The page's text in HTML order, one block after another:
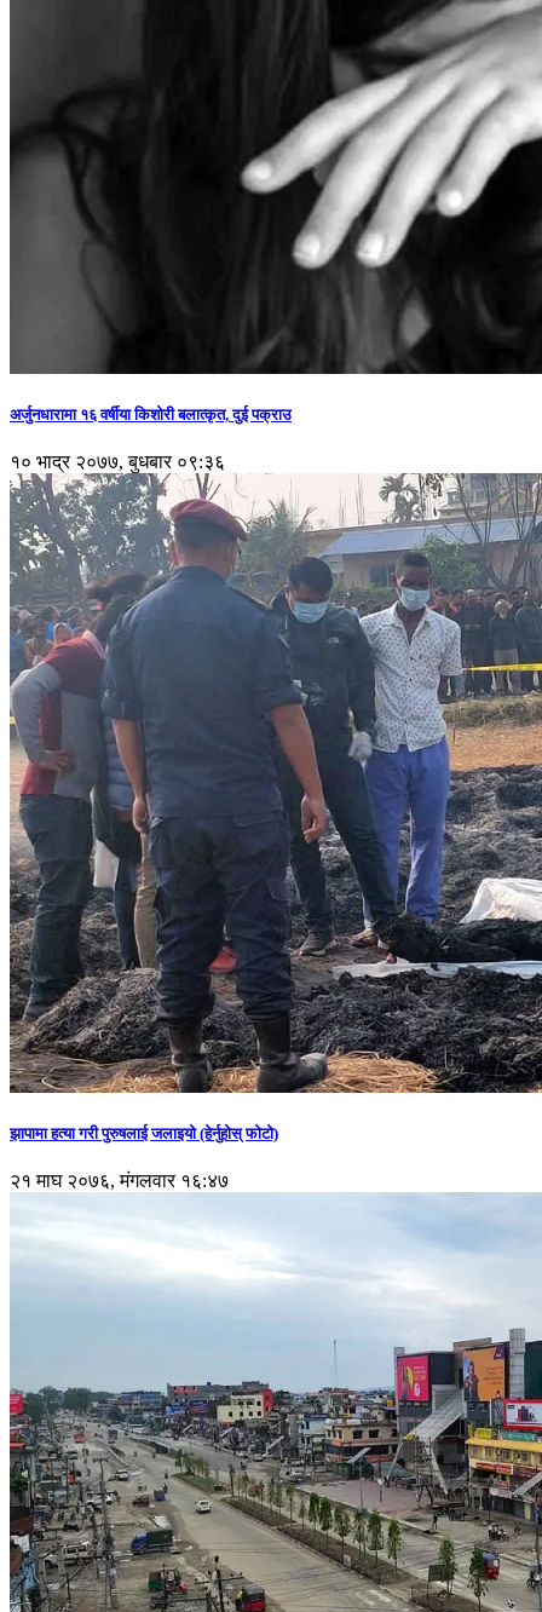
अर्जुनधारामा १६ वर्षीया किशोरी बलात्कृत, दुई पक्राउ
१० भाद्र २०७७, बुधबार ०९:३६
झापामा हत्या गरी पुरुषलाई जलाइयो (हेर्नुहाेस् फाेटाे)
२१ माघ २०७६, मंगलवार १६:४७